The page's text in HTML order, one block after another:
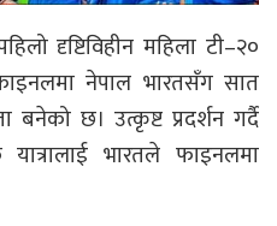
दृष्टिविहीन महिला टी–२०
नेपाल भारतसँग सात
छ। उत्कृष्ट प्रदर्शन गर्दै
भारतले फाइनलमा